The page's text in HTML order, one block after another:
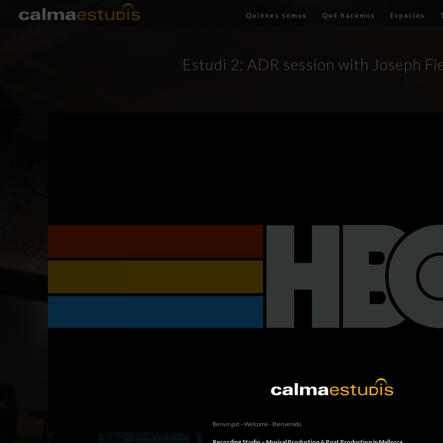
Benvingut – Welcome - Bienvenido
Recording Studio – Musical Production & Post Production in Mallorca.
Quiénes somos Qué hacemos Espacios
Estudi 2: ADR session with Joseph